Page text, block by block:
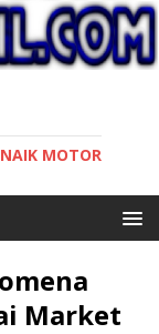
MOTOR
Market